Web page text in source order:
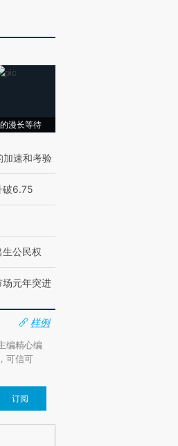
漫长等待
加速和考验
破6.75
公民权
场元年突进
样例
编精心编
可信可
订阅